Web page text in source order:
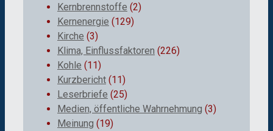
Kernbrennstoffe (2)
Kernenergie (129)
Kirche (3)
Klima, Einflussfaktoren (226)
Kohle (11)
Kurzbericht (11)
Leserbriefe (25)
Medien, öffentliche Wahrnehmung (3)
Meinung (19)